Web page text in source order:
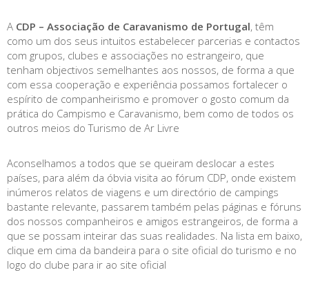
A CDP – Associação de Caravanismo de Portugal, têm
como um dos seus intuitos estabelecer parcerias e contactos
com grupos, clubes e associações no estrangeiro, que
tenham objectivos semelhantes aos nossos, de forma a que
com essa cooperação e experiência possamos fortalecer o
espírito de companheirismo e promover o gosto comum da
prática do Campismo e Caravanismo, bem como de todos os
outros meios do Turismo de Ar Livre
Aconselhamos a todos que se queiram deslocar a estes
países, para além da óbvia visita ao fórum CDP, onde existem
inúmeros relatos de viagens e um directório de campings
bastante relevante, passarem também pelas páginas e fóruns
dos nossos companheiros e amigos estrangeiros, de forma a
que se possam inteirar das suas realidades. Na lista em baixo,
clique em cima da bandeira para o site oficial do turismo e no
logo do clube para ir ao site oficial